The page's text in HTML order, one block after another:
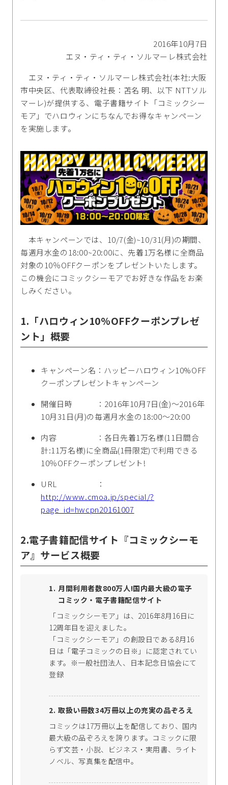
2016年10月7日
エヌ・ティ・ティ・ソルマーレ株式会社
エヌ・ティ・ティ・ソルマーレ株式会社(本社:大阪
市中央区、代表取締役社長：苫名 明、以下 NTTソル
マーレ)が提供する、電子書籍サイト「コミックシー
モア」でハロウィンにちなんでお得なキャンペーン
を実施します。
本キャンペーンでは、10/7(金)~10/31(月)の期間、
毎週月水金の18:00~20:00に、先着1万名様に全商品
対象の10％OFFクーポンをプレゼントいたします。
この機会にコミックシーモアでお好きな作品をお楽
しみください。
1.「ハロウィン10%OFFクーポンプレゼ
ント」概要
キャンペーン名：ハッピーハロウィン10%OFF
クーポンプレゼントキャンペーン
開催日時 ：2016年10月7日(金)～2016年
10月31日(月)の毎週月水金の18:00～20:00
内容 ：各日先着1万名様(11日間合
計:11万名様)に全商品(1冊限定)で利用できる
10％OFFクーポンプレゼント!
URL ：
http://www.cmoa.jp/special/?
page_id=hwcpn20161007
2.電子書籍配信サイト『コミックシーモ
ア』サービス概要
月間利用者数800万人!国内最大級の電子
コミック・電子書籍配信サイト
「コミックシーモア」は、2016年8月16日に
12周年目を迎えました。
「コミックシーモア」の創設日である8月16
日は「電子コミックの日※」に認定されてい
ます。※一般社団法人、日本記念日協会にて
登録
取扱い冊数34万冊以上の充実の品ぞろえ
コミックは17万冊以上を配信しており、国内
最大級の品ぞろえを誇ります。コミックに限
らず文芸・小説、ビジネス・実用書、ライト
ノベル、写真集を配信中。